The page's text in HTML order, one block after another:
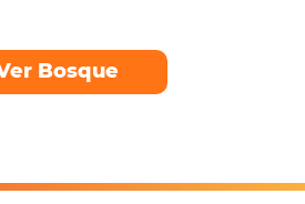
Bosque